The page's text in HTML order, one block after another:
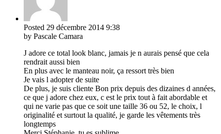
Posted 29 décembre 2014 9:38
by Pascale Camara
J adore ce total look blanc, jamais je n aurais pensé que cela
rendrait aussi bien
En plus avec le manteau noir, ça ressort très bien
Je vais l adopter de suite
De plus, je suis cliente Bon prix depuis des dizaines d années,
ce que j adore chez eux, c est le prix tout à fait abordable et
qui ne varie pas que ce soit une taille 36 ou 52, le choix, l
originalité et surtout la qualité, je garde les vêtements très
longtemps